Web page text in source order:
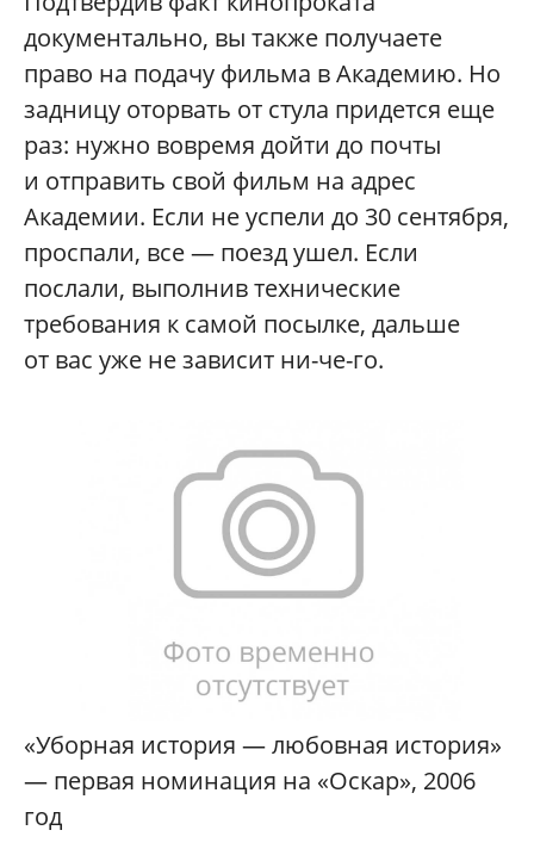
документально, вы также получаете
право на подачу фильма в Академию. Но
задницу оторвать от стула придется еще
раз: нужно вовремя дойти до почты
и отправить свой фильм на адрес
Академии. Если не успели до 30 сентября,
проспали, все — поезд ушел. Если
послали, выполнив технические
требования к самой посылке, дальше
от вас уже не зависит ни-че-го.
«Уборная история — любовная история»
— первая номинация на «Оскар», 2006
год